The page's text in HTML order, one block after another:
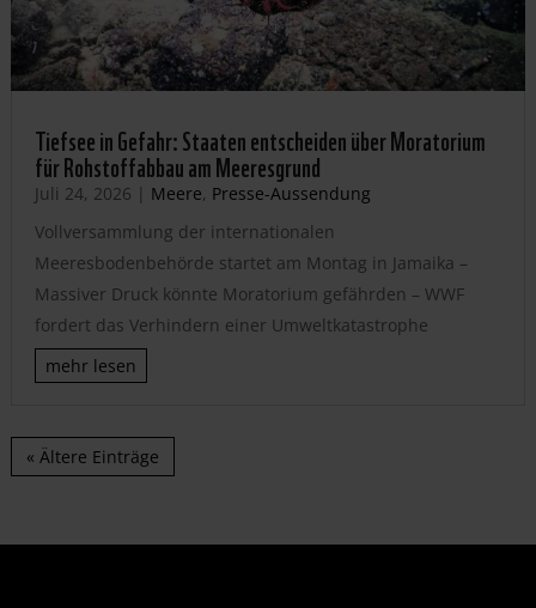
Tiefsee in Gefahr: Staaten entscheiden über Moratorium
für Rohstoffabbau am Meeresgrund
Juli 24, 2026 | Meere, Presse-Aussendung
Vollversammlung der internationalen
Meeresbodenbehörde startet am Montag in Jamaika –
Massiver Druck könnte Moratorium gefährden – WWF
fordert das Verhindern einer Umweltkatastrophe
mehr lesen
« Ältere Einträge